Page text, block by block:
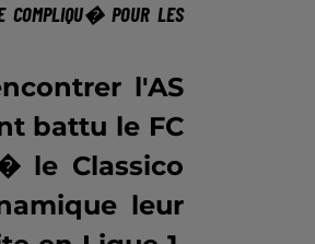
COMPLIQU� POUR LES
l'AS
battu le FC
le Classico
leur